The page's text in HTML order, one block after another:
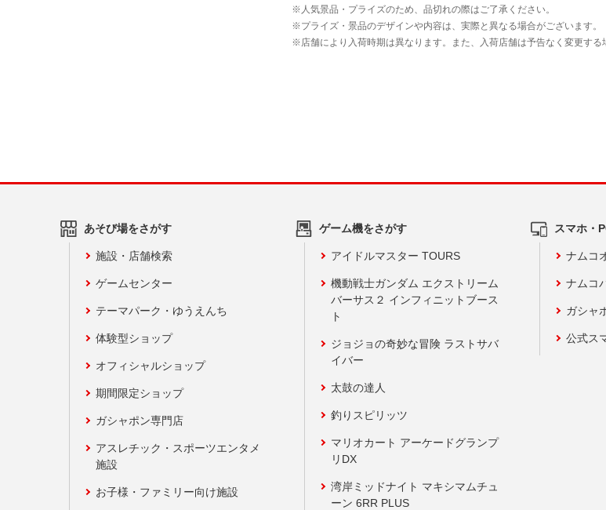
あそび場をさがす
施設・店舗検索
ゲームセンター
テーマパーク・ゆうえんち
体験型ショップ
オフィシャルショップ
期間限定ショップ
ガシャポン専門店
アスレチック・スポーツエンタメ
施設
お子様・ファミリー向け施設
ゲーム機をさがす
アイドルマスター TOURS
機動戦士ガンダム エクストリーム
バーサス２ インフィニットブース
ト
ジョジョの奇妙な冒険 ラストサバ
イバー
太鼓の達人
釣りスピリッツ
マリオカート アーケードグランプ
リDX
湾岸ミッドナイト マキシマムチュ
ーン 6RR PLUS
スマホ・
ナムコ
ナムコ
ガシャ
公式ス